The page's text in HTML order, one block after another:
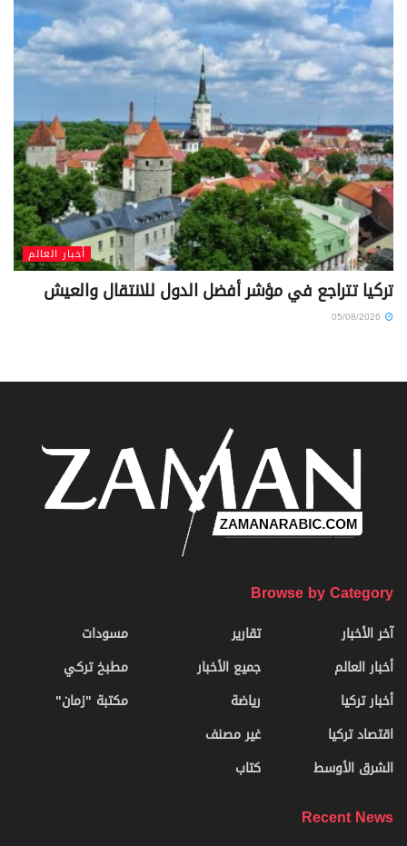
أخبار العالم
تركيا تتراجع في مؤشر أفضل الدول للانتقال والعيش
Browse by Category
آخر الأخبار
أخبار العالم
أخبار تركيا
اقتصاد تركيا
الشرق الأوسط
تقارير
جميع الأخبار
رياضة
غير مصنف
كتاب
مسودات
مطبخ تركي
مكتبة "زمان"
Recent News